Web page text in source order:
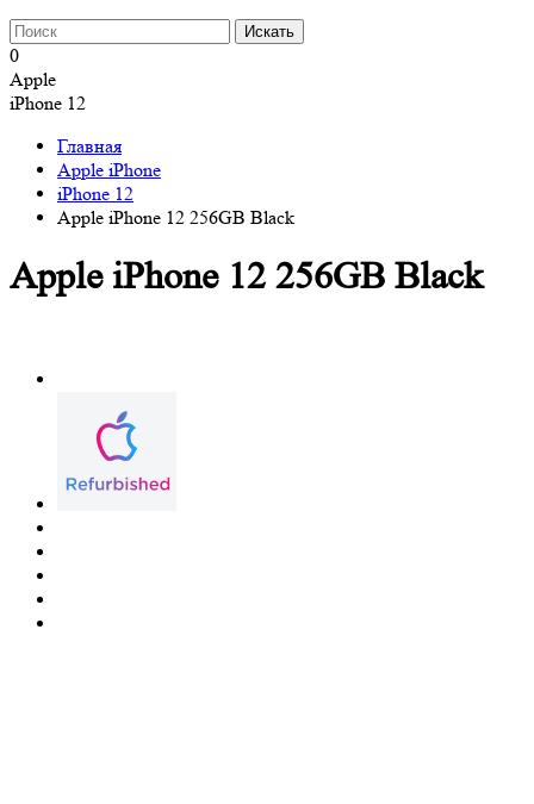
0
Apple
iPhone 12
Главная
Apple iPhone
iPhone 12
Apple iPhone 12 256GB Black
Apple iPhone 12 256GB Black